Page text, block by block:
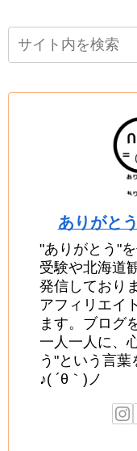
ありがと
"ありがとう"
受験や北海道
発信しており
アフィリエイ
ます。ブログ
一人一人に、
う"という言
♪( ´θ｀)ノ